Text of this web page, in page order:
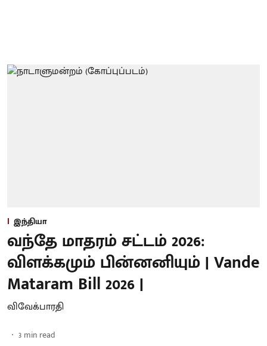
இந்தியா
வந்தே மாதரம் சட்டம் 2026:
விளக்கமும் பின்னனியும் | Vande
Mataram Bill 2026 |
விவேக்பாரதி
3 min read